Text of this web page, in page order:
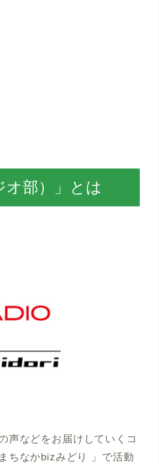
オ部）」とは
声などをお届けしていく コ
ちなかbizみどり 」 で活動